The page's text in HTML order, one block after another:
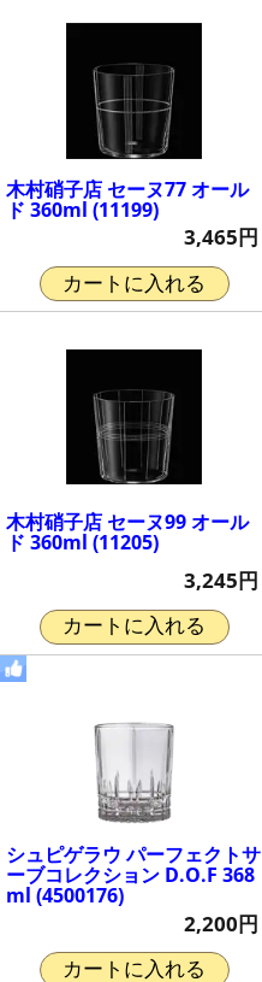
木村硝子店 セーヌ77 オール
ド 360ml (11199)
3,465円
カートに入れる
木村硝子店 セーヌ99 オール
ド 360ml (11205)
3,245円
カートに入れる
シュピゲラウ パーフェクトサ
ーブコレクション D.O.F 368
ml (4500176)
2,200円
カートに入れる